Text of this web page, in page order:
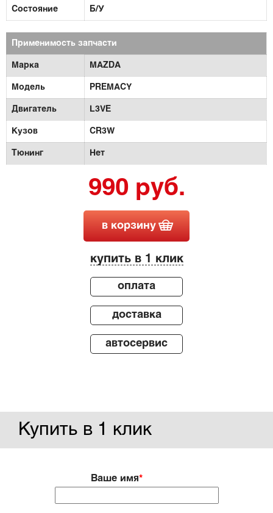
Состояние Б/У
Применимость запчасти
Марка MAZDA
Модель PREMACY
Двигатель L3VE
Кузов CR3W
Тюнинг Нет
990 руб.
в корзину
купить в 1 клик
оплата
доставка
автосервис
Купить в 1 клик
Ваше имя*